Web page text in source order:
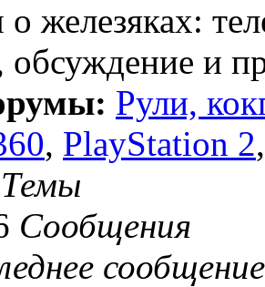
железяках:
обсуждение и
Рули,
, PlayStation 2
Темы
Сообщения
сообщение